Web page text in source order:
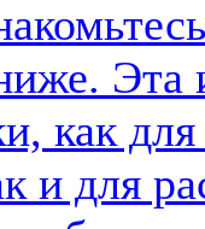
Эта
как
и для